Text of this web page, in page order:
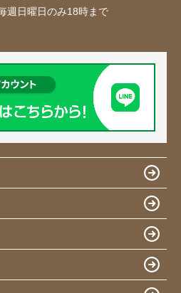
週日曜日のみ18時まで